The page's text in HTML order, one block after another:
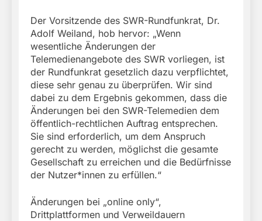
Der Vorsitzende des SWR-Rundfunkrat, Dr.
Adolf Weiland, hob hervor: „Wenn
wesentliche Änderungen der
Telemedienangebote des SWR vorliegen, ist
der Rundfunkrat gesetzlich dazu verpflichtet,
diese sehr genau zu überprüfen. Wir sind
dabei zu dem Ergebnis gekommen, dass die
Änderungen bei den SWR-Telemedien dem
öffentlich-rechtlichen Auftrag entsprechen.
Sie sind erforderlich, um dem Anspruch
gerecht zu werden, möglichst die gesamte
Gesellschaft zu erreichen und die Bedürfnisse
der Nutzer*innen zu erfüllen.“
Änderungen bei „online only“,
Drittplattformen und Verweildauern